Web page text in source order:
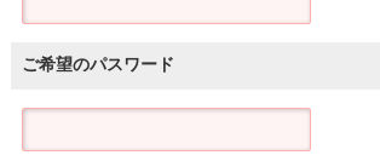
ご希望のパスワード